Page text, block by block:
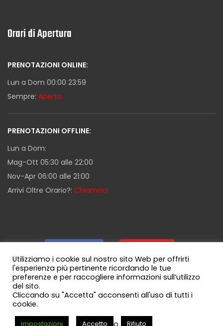
Orari di Apertura
PRENOTAZIONI ONLINE:
Lun a Dom 00:00 23:59
Sempre: Aperto
PRENOTAZIONI OFFLINE:
Lun a Dom:
Mag-Ott 05:30 alle 22:00
Nov-Apr 06:00 alle 21:00
Arrivi Oltre Orario?: Chiamaci
Guida Milazzo | Canale WhatsApp
Utilizziamo i cookie sul nostro sito Web per offrirti
l'esperienza più pertinente ricordando le tue
preferenze e per raccogliere informazioni sull’utilizzo
del sito.
Cliccando su "Accetta" acconsenti all'uso di tutti i
cookie.
Impostazioni Accetto o Rifiuto